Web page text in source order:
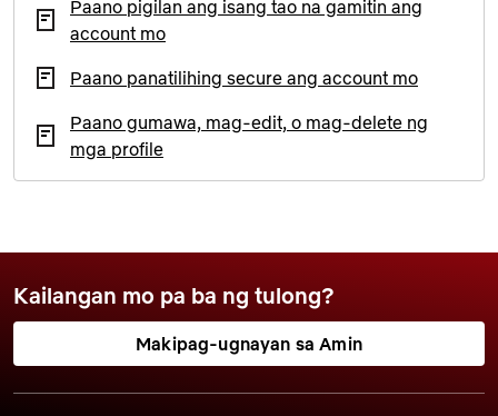
Paano pigilan ang isang tao na gamitin ang
account mo
Paano panatilihing secure ang account mo
Paano gumawa, mag-edit, o mag-delete ng
mga profile
Kailangan mo pa ba ng tulong?
Makipag-ugnayan sa Amin